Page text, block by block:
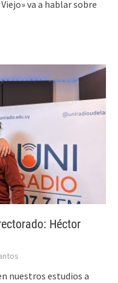
va a hablar sobre
Héctor
nuestros estudios a